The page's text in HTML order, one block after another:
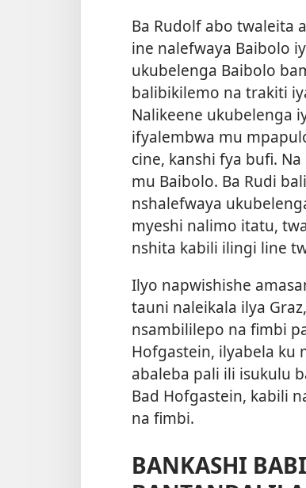
Ba Rudolf abo twaleita
ine nalefwaya Baibolo
ukubelenga Baibolo
balibikilemo na trakiti
Nalikeene ukubelenga
ifyalembwa mu
cine, kanshi fya bufi.
mu Baibolo. Ba Rudi
nshalefwaya
myeshi nalimo itatu,
nshita kabili ilingi line
Ilyo napwishishe
tauni naleikala ilya
nsambililepo na fimbi
Hofgastein, ilyabela ku
abaleba pali ili isukulu
Bad Hofgastein, kabili
na fimbi.
BANKASHI